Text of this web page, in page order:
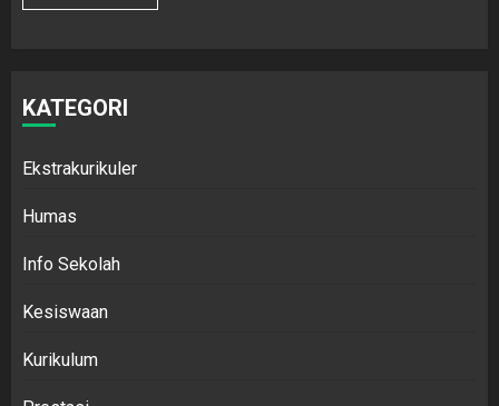
KATEGORI
Ekstrakurikuler
Humas
Info Sekolah
Kesiswaan
Kurikulum